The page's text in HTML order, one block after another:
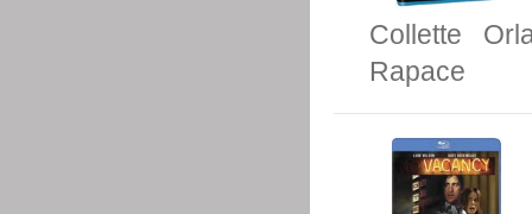
Collette
Rapace